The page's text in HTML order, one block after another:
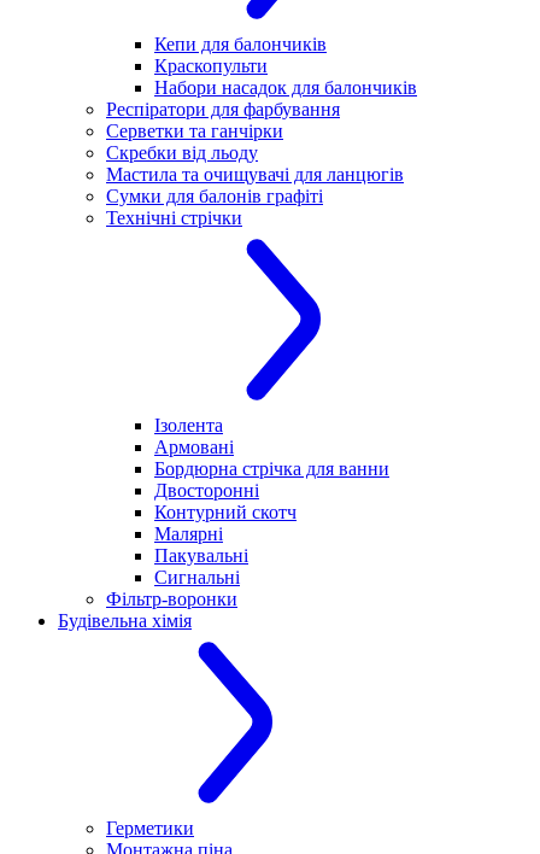
Кепи для балончиків
Краскопульти
Набори насадок для балончиків
Респіратори для фарбування
Серветки та ганчірки
Скребки від льоду
Мастила та очищувачі для ланцюгів
Сумки для балонів графіті
Технічні стрічки
Ізолента
Армовані
Бордюрна стрічка для ванни
Двосторонні
Контурний скотч
Малярні
Пакувальні
Сигнальні
Фільтр-воронки
Будівельна хімія
Герметики
Монтажна піна